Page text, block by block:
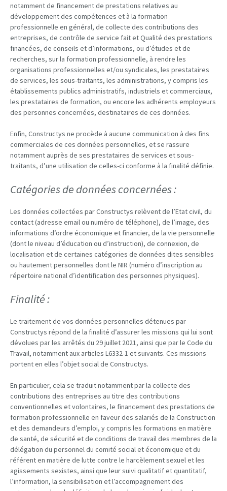
notamment de financement de prestations relatives au
développement des compétences et à la formation
professionnelle en général, de collecte des contributions des
entreprises, de contrôle de service fait et Qualité des prestations
financées, de conseils et d’informations, ou d’études et de
recherches, sur la formation professionnelle, à rendre les
organisations professionnelles et/ou syndicales, les prestataires
de services, les sous-traitants, les administrations, y compris les
établissements publics administratifs, industriels et commerciaux,
les prestataires de formation, ou encore les adhérents employeurs
des personnes concernées, destinataires de ces données.
Enfin, Constructys ne procède à aucune communication à des fins
commerciales de ces données personnelles, et se rassure
notamment auprès de ses prestataires de services et sous-
traitants, d’une utilisation de celles-ci conforme à la finalité définie.
Catégories de données concernées :
Les données collectées par Constructys relèvent de l’Etat civil, du
contact (adresse email ou numéro de téléphone), de l’image, des
informations d’ordre économique et financier, de la vie personnelle
(dont le niveau d’éducation ou d’instruction), de connexion, de
localisation et de certaines catégories de données dites sensibles
ou hautement personnelles dont le NIR (numéro d’inscription au
répertoire national d’identification des personnes physiques).
Finalité :
Le traitement de vos données personnelles détenues par
Constructys répond de la finalité d’assurer les missions qui lui sont
dévolues par les arrêtés du 29 juillet 2021, ainsi que par le Code du
Travail, notamment aux articles L6332-1 et suivants. Ces missions
portent en elles l’objet social de Constructys.
En particulier, cela se traduit notamment par la collecte des
contributions des entreprises au titre des contributions
conventionnelles et volontaires, le financement des prestations de
formation professionnelle en faveur des salariés de la Construction
et des demandeurs d’emploi, y compris les formations en matière
de santé, de sécurité et de conditions de travail des membres de la
délégation du personnel du comité social et économique et du
référent en matière de lutte contre le harcèlement sexuel et les
agissements sexistes, ainsi que leur suivi qualitatif et quantitatif,
l’information, la sensibilisation et l’accompagnement des